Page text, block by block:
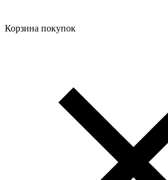
Корзина покупок